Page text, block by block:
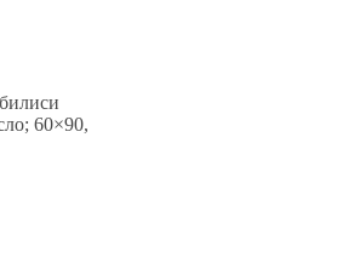
60×90,